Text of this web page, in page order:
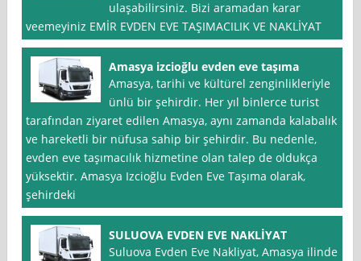
ulaşabilirsiniz. Bizi aramadan karar
veemeyiniz EMİR EVDEN EVE TAŞIMACILIK VE NAKLİYAT
Amasya izcioğlu evden eve taşıma
Amasya, tarihi ve kültürel zenginlikleriyle
ünlü bir şehirdir. Her yıl binlerce turist
tarafından ziyaret edilen Amasya, aynı zamanda kalabalık
ve hareketli bir nüfusa sahip bir şehirdir. Bu nedenle,
evden eve taşımacılık hizmetine olan talep de oldukça
yüksektir. Amasya Izcioğlu Evden Eve Taşıma olarak,
şehirdeki
SULUOVA EVDEN EVE NAKLİYAT
Suluova Evden Eve Nakliyat, Amasya ilinde